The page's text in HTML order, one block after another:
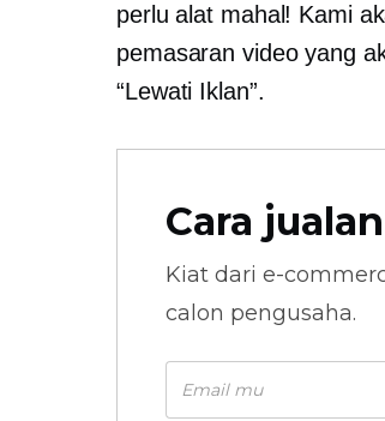
perlu alat mahal! Kami
pemasaran video yang
“Lewati Iklan”.
Cara
Kiat dari e-
calon pengusaha.